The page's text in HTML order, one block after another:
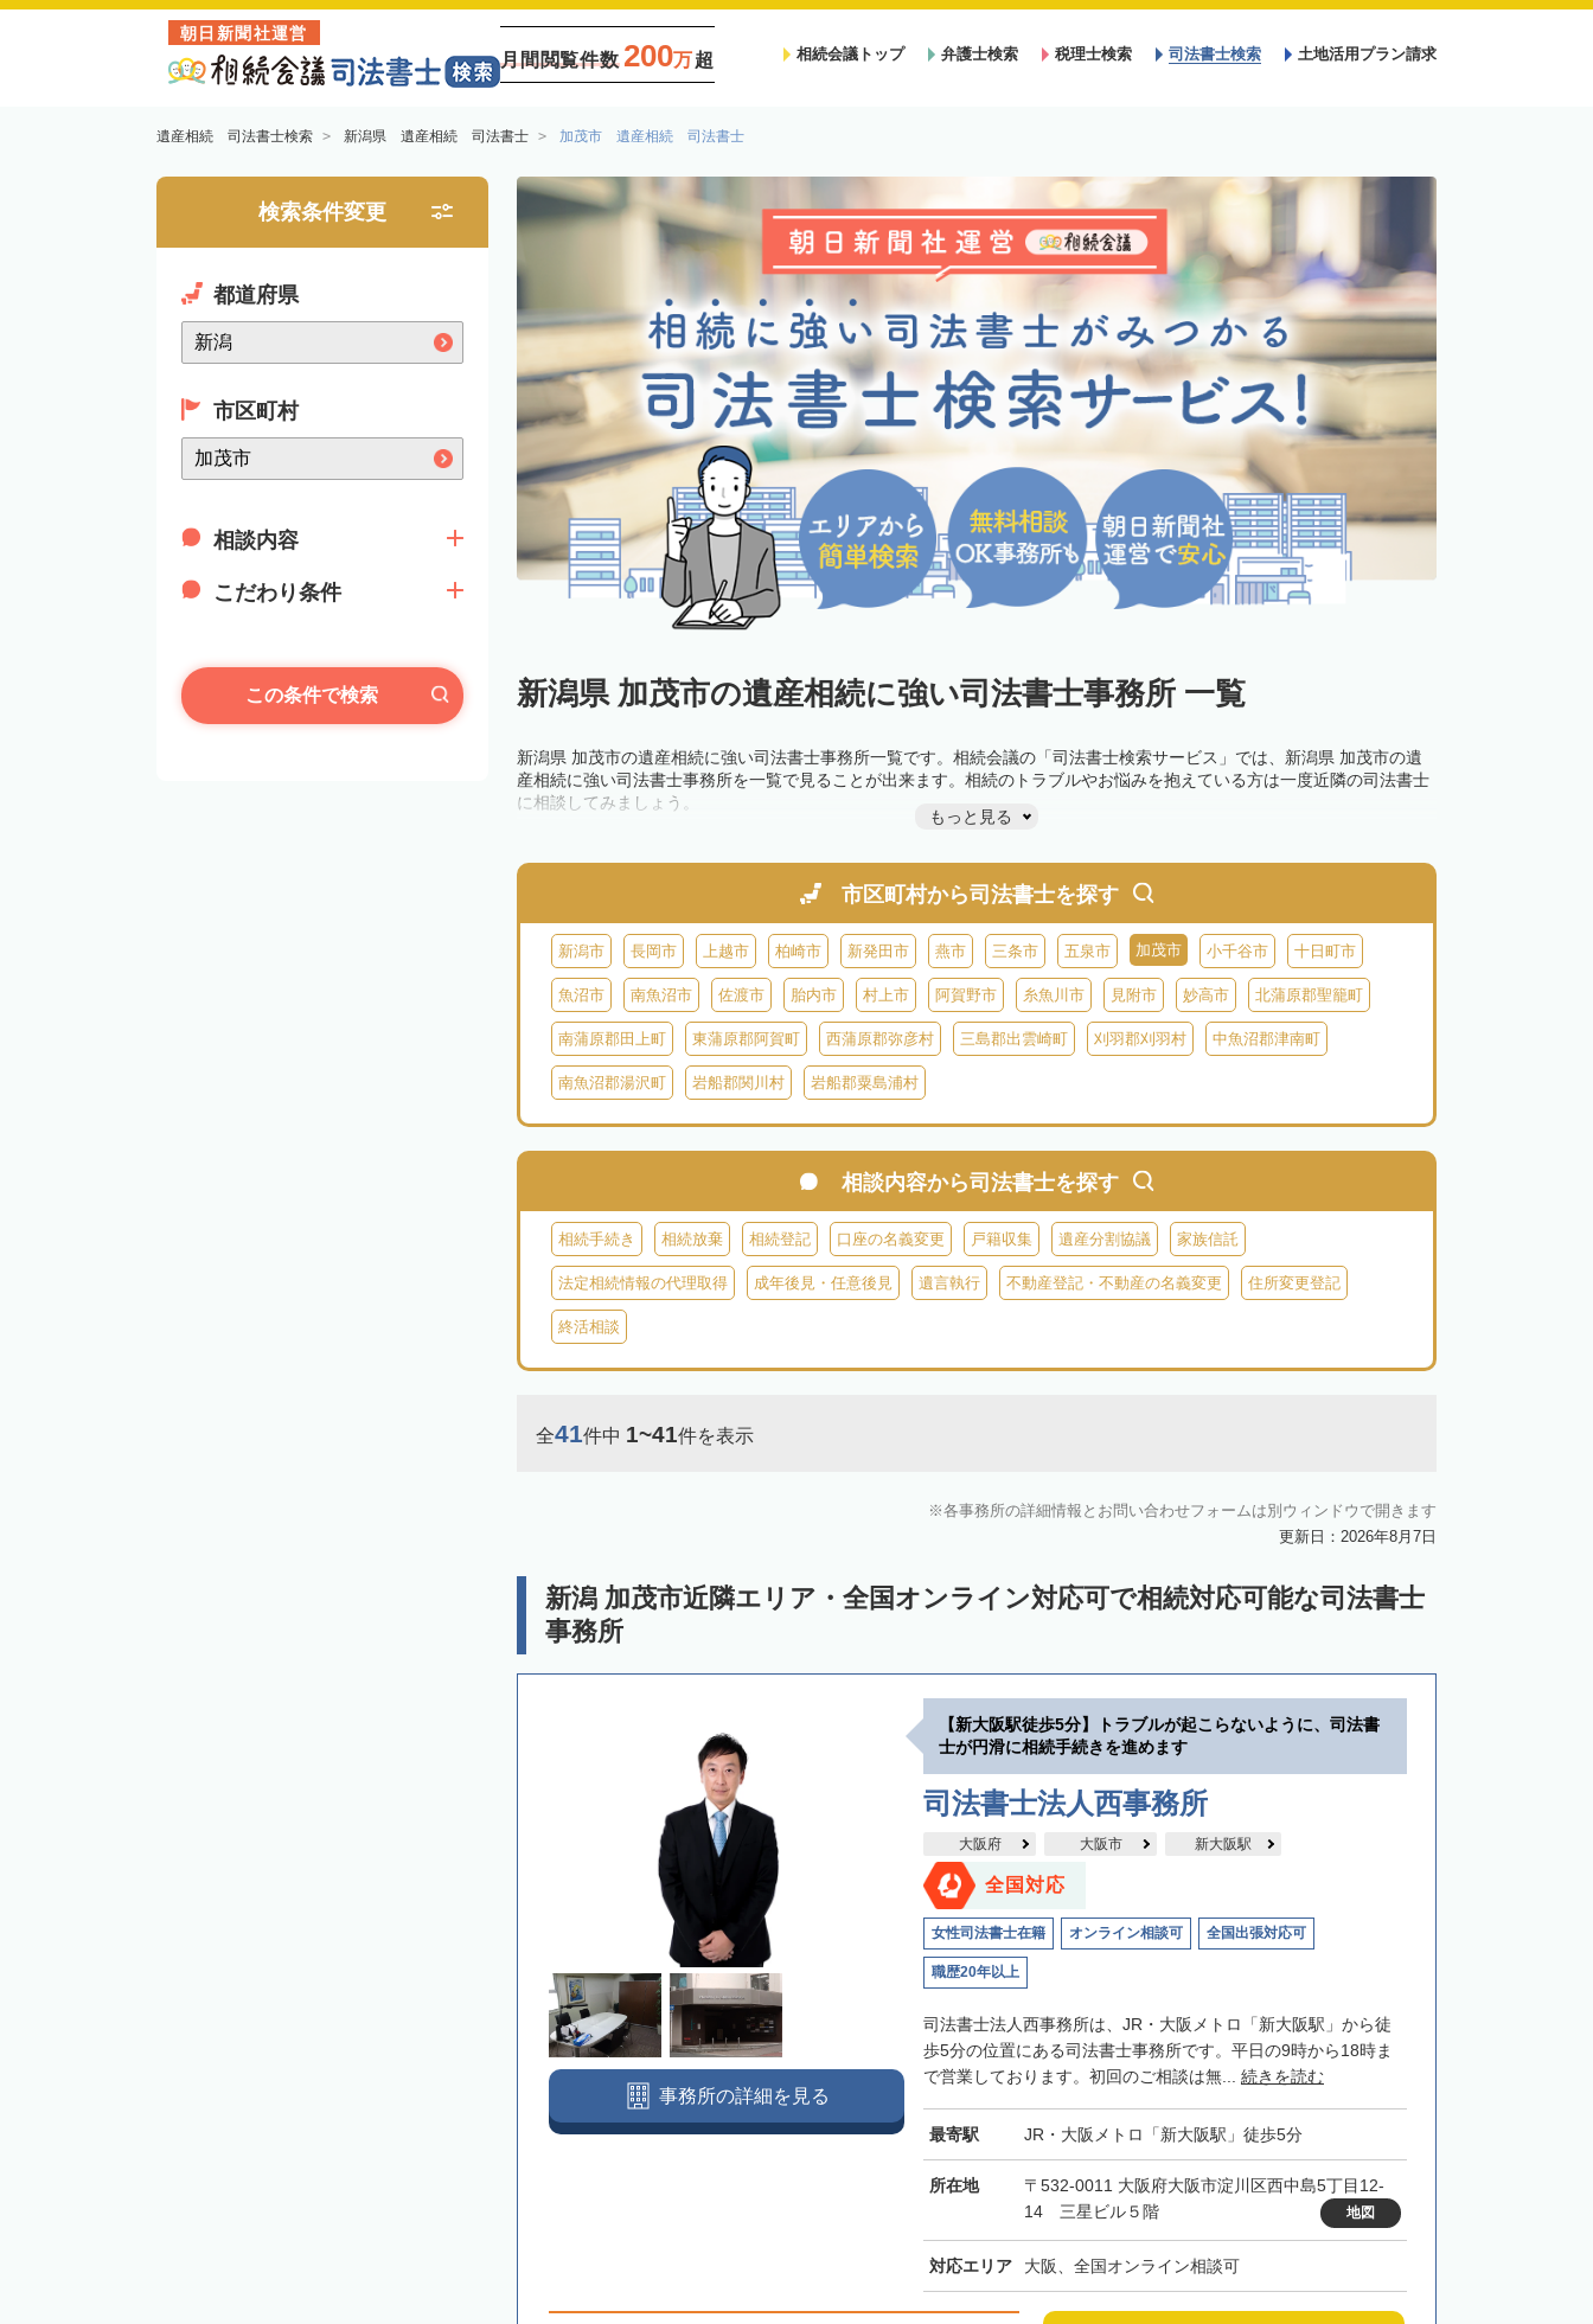
朝日新聞社運営
月間閲覧件数 200万超 相続会議トップ 弁護士検索 税理士検索 司法書士検索 土地活用プラン請求
遺産相続 司法書士検索 新潟県 遺産相続 司法書士 加茂市 遺産相続 司法書士
検索条件変更
都道府県
市区町村
相談内容
こだわり条件
この条件で検索 新潟県 加茂市の遺産相続に強い司法書士事務所 一覧
新潟県 加茂市の遺産相続に強い司法書士事務所一覧です。相続会議の「司法書士検索サービス」では、新潟県 加茂市の遺
産相続に強い司法書士事務所を一覧で見ることが出来ます。相続のトラブルやお悩みを抱えている方は一度近隣の司法書士
に相談してみましょう。
もっと見る
市区町村から司法書士を探す
新潟市 長岡市 上越市 柏崎市 新発田市 燕市 三条市 五泉市 加茂市 小千谷市 十日町市
魚沼市 南魚沼市 佐渡市 胎内市 村上市 阿賀野市 糸魚川市 見附市 妙高市 北蒲原郡聖籠町
南蒲原郡田上町 東蒲原郡阿賀町 西蒲原郡弥彦村 三島郡出雲崎町 刈羽郡刈羽村 中魚沼郡津南町
南魚沼郡湯沢町 岩船郡関川村 岩船郡粟島浦村
相談内容から司法書士を探す
相続手続き 相続放棄 相続登記 口座の名義変更 戸籍収集 遺産分割協議 家族信託
法定相続情報の代理取得 成年後見・任意後見 遺言執行 不動産登記・不動産の名義変更 住所変更登記
終活相談
全41件中 1~41件を表示
各事務所の詳細情報とお問い合わせフォームは別ウィンドウで開きます
更新日：2026年8月7日
新潟 加茂市近隣エリア・全国オンライン対応可で相続対応可能な司法書士
事務所
【新大阪駅徒歩5分】トラブルが起こらないように、司法書
士が円滑に相続手続きを進めます
司法書士法人西事務所
大阪府 大阪市 新大阪駅
全国対応
女性司法書士在籍 オンライン相談可 全国出張対応可
職歴20年以上
司法書士法人西事務所は、JR・大阪メトロ「新大阪駅」から徒
歩5分の位置にある司法書士事務所です。平日の9時から18時ま
で営業しております。初回のご相談は無... 続きを読む
最寄駅 JR・大阪メトロ「新大阪駅」徒歩5分
所在地
〒532-0011 大阪府大阪市淀川区西中島5丁目12-
14 三星ビル５階
地図
対応エリア 大阪、全国オンライン相談可
事務所の詳細を見る